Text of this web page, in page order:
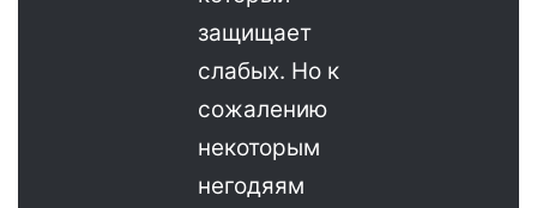
защищает
слабых. Но к
сожалению
некоторым
негодяям